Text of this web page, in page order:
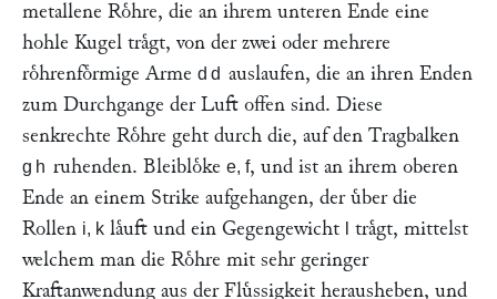
metallene Roͤhre, die an ihrem unteren Ende eine
hohle Kugel traͤgt, von der zwei oder mehrere
roͤhrenfoͤrmige Arme dd auslaufen, die an ihren Enden
zum Durchgange der Luft offen sind. Diese
senkrechte Roͤhre geht durch die, auf den Tragbalken
gh ruhenden. Bleibloͤkee, f, und ist an ihrem oberen
Ende an einem Strike aufgehangen, der uͤber die
Rollen i, k laͤuft und ein Gegengewicht
traͤgt, mittelst
welchem man die Roͤhre mit sehr geringer
Kraftanwendung aus der Fluͤssigkeit herausheben, und